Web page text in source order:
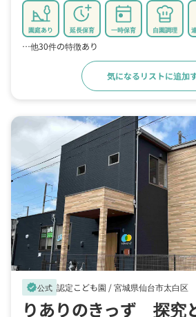
園庭あり 延長保育 一時保育 自園調理
…他30件の特徴あり
気になるリストに追加
verified公式 認定こども園 /宮城県仙台市太白区
りありのきっず 探究